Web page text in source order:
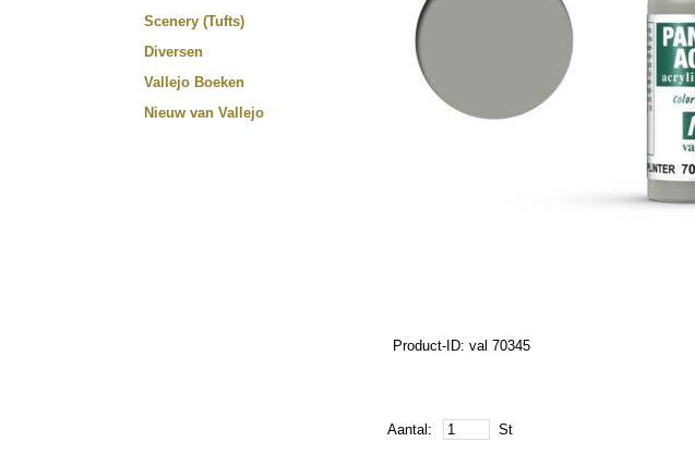
Scenery (Tufts)
Diversen
Vallejo Boeken
Nieuw van Vallejo
Product-ID: val 70345
Aantal: St